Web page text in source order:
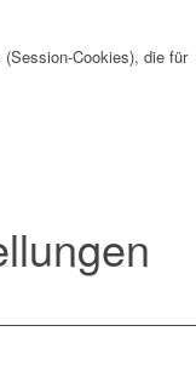
Cookies), die für